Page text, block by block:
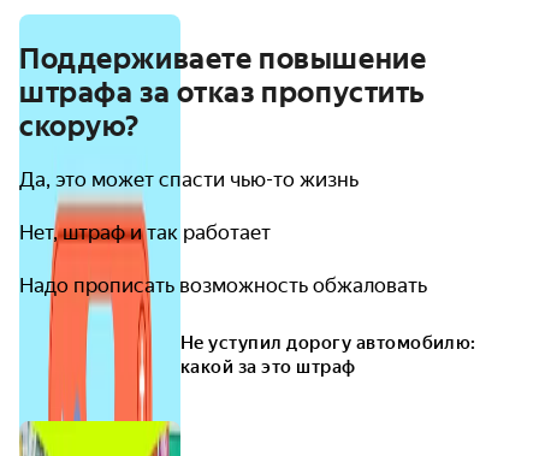
Поддерживаете повышение
штрафа за отказ пропустить
скорую?
Да, это может спасти чью-то жизнь
Нет, штраф и так работает
Надо прописать возможность обжаловать
Не уступил дорогу автомобилю:
какой за это штраф